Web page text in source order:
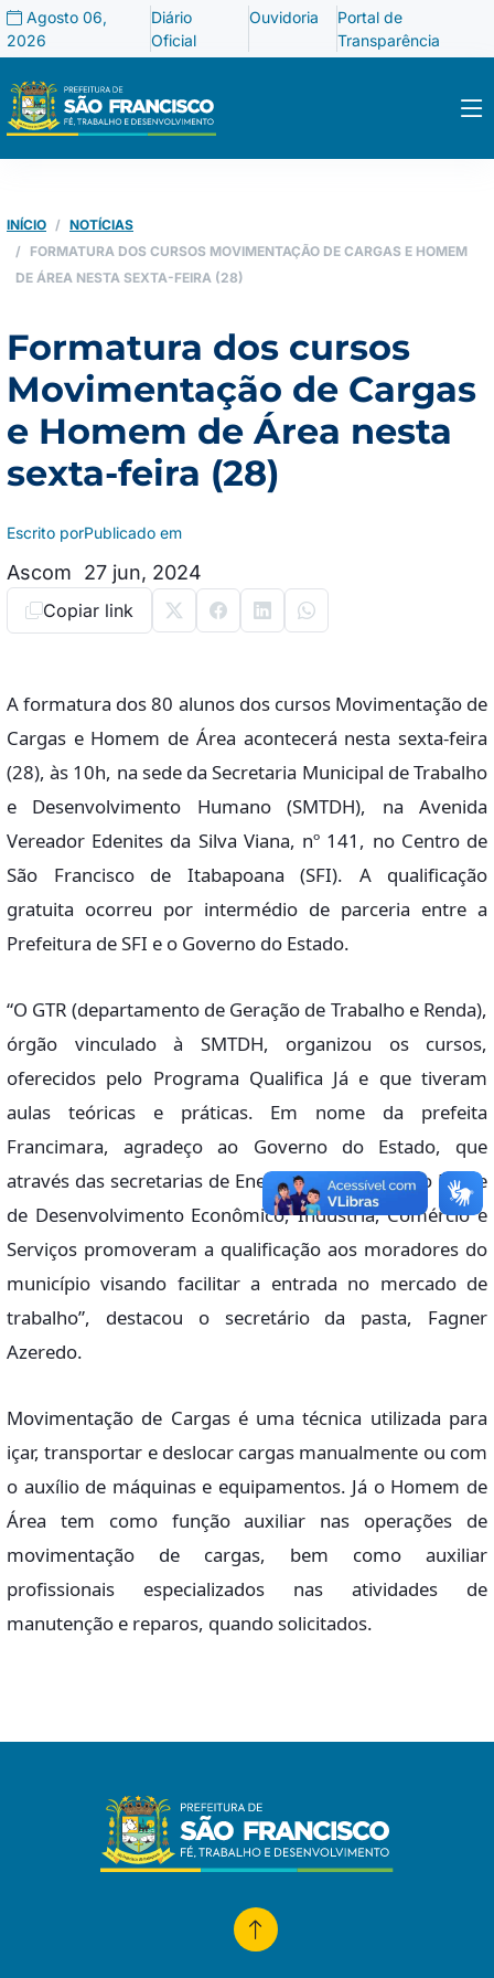
Agosto 06,
2026
Diário
Oficial
Ouvidoria
Portal de
Transparência
INÍCIO
NOTÍCIAS
FORMATURA DOS CURSOS MOVIMENTAÇÃO DE CARGAS E HOMEM
DE ÁREA NESTA SEXTA-FEIRA (28)
Formatura dos cursos
Movimentação de Cargas
e Homem de Área nesta
sexta-feira (28)
Escrito por
Ascom
Publicado em
27 jun, 2024
Copiar link
A formatura dos 80 alunos dos cursos Movimentação de
Cargas e Homem de Área acontecerá nesta sexta-feira
(28), às 10h, na sede da Secretaria Municipal de Trabalho
e Desenvolvimento Humano (SMTDH), na Avenida
Vereador Edenites da Silva Viana, nº 141, no Centro de
São Francisco de Itabapoana (SFI). A qualificação
gratuita ocorreu por intermédio de parceria entre a
Prefeitura de SFI e o Governo do Estado.
“O GTR (departamento de Geração de Trabalho e Renda),
órgão vinculado à SMTDH, organizou os cursos,
oferecidos pelo Programa Qualifica Já e que tiveram
aulas teóricas e práticas. Em nome da prefeita
Francimara, agradeço ao Governo do Estado, que
através das secretarias de Energia e Economia do Mar e
de Desenvolvimento Econômico, Indústria, Comércio e
Serviços promoveram a qualificação aos moradores do
município visando facilitar a entrada no mercado de
trabalho”, destacou o secretário da pasta, Fagner
Azeredo.
Movimentação de Cargas é uma técnica utilizada para
içar, transportar e deslocar cargas manualmente ou com
o auxílio de máquinas e equipamentos. Já o Homem de
Área tem como função auxiliar nas operações de
movimentação de cargas, bem como auxiliar
profissionais especializados nas atividades de
manutenção e reparos, quando solicitados.